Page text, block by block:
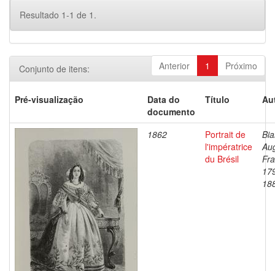
Resultado 1-1 de 1.
Anterior 1 Próximo
Conjunto de itens:
Pré-visualização
Data do
documento
Título
1862
Portrait de
l'impératrice
du Brésil